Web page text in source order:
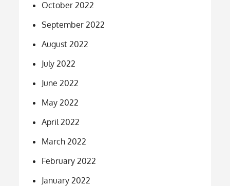
October 2022
September 2022
August 2022
July 2022
June 2022
May 2022
April 2022
March 2022
February 2022
January 2022